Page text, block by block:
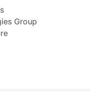
Group